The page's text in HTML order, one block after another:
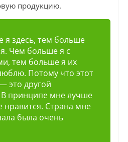
продукцию.
я здесь, тем больше
Чем больше я с
тем больше я их
Потому что этот
это другой
В принципе мне лучше
нравится. Страна мне
была очень